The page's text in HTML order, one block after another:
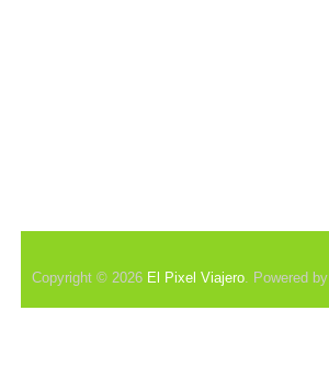
Copyright © 2026 El Pixel Viajero. Powered by